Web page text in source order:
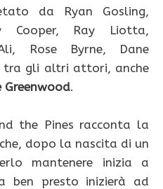
da Ryan Gosling,
Cooper, Ray Liotta,
Rose Byrne, Dane
tra gli altri attori, anche
Greenwood.
the Pines racconta la
dopo la nascita di un
mantenere inizia a
ben presto inizierà ad